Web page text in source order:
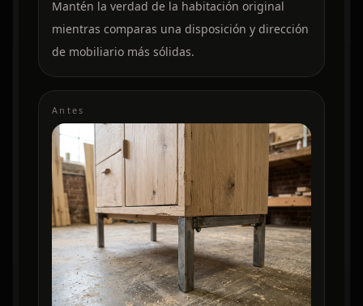
Mantén la verdad de la habitación original
mientras comparas una disposición y dirección
de mobiliario más sólidas.
Antes